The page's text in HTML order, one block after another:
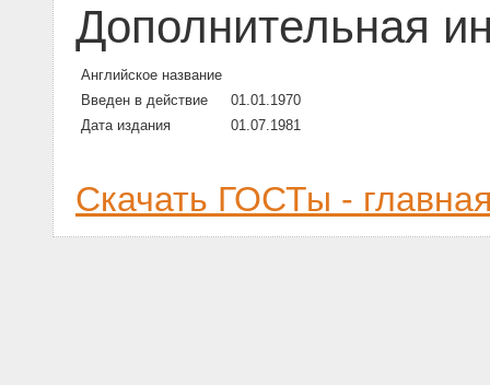
Дополнительная
Английское название
Введен в действие
01.01.1970
Дата издания
01.07.1981
Скачать ГОСТы -